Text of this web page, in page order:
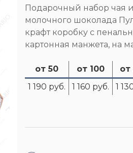
Подарочный набор чая
молочного шоколада
крафт коробку с
картонная манжета, на
от 50 от 100 от
1 190 руб.
1 160 руб. 1